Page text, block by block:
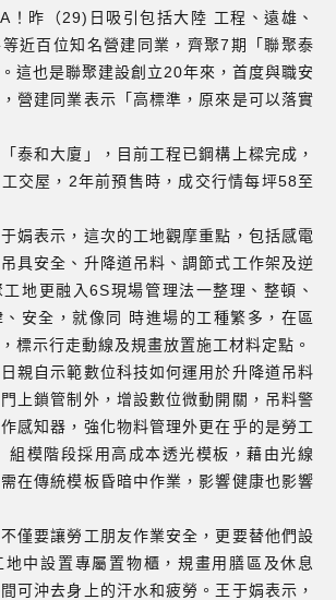
！昨（29)日吸引包括大陸 工程、遠雄、
近百位知名營建同業，齊聚7期「聯聚泰
這也是聯聚建設創立20年來，首度與職安
營建同業表示「高標準，原來是可以落實
泰和大廈」，目前工程已鋼構上樑完成，
交屋，2年前預售時，成交行情每坪58至
娟表示，這次的工地觀摩重點，包括感電
具安全、升降道吊料、調節式工作架及逆
地更融入6S現場管理法一整理、整頓、
安全，就像同 時進場的工種繁多，在區
標示行走動線及規畫放置施工材料定點。
親自示範數位科技如何運用於升降道吊料
上鎖管制外，增設數位微動開關，吊料警
感知器，強化物料管理外更在乎的是勞工
組模階段採用高成本透光模板，藉由光線
在傳統模板昏暗中作業，影響健康也影響
僅要讓勞工朋友作業安全，更要替他們設
中設置專屬置物櫃，規畫用膳區及休息
可沖去身上的汗水和疲勞。王于娟表示，